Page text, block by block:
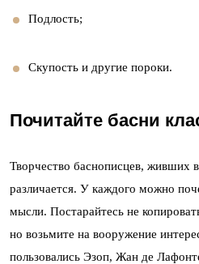
Подлость;
Скупость и другие пороки.
Почитайте басни
Творчество баснописцев, живших
различается. У каждого можно
мысли. Постарайтесь не
но возьмите на вооружение
пользовались Эзоп, Жан де